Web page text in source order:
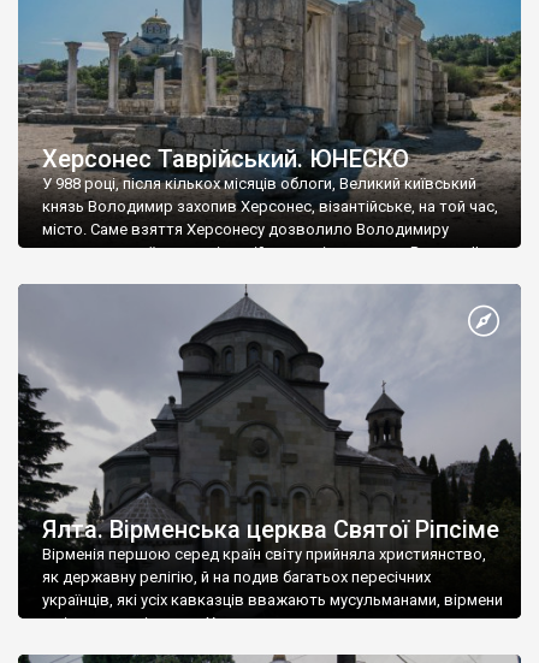
Херсонес Таврійський. ЮНЕСКО
У 988 році, після кількох місяців облоги, Великий київський
князь Володимир захопив Херсонес, візантійське, на той час,
місто. Саме взяття Херсонесу дозволило Володимиру
диктувати свої умови візантійському імператору Василю ІІ, та
Херсонесі Володимир-язичник, став Василем-християнином.
А потім було Хрещення Русі. На честь Херсонесу Таврійського
Ялта. Вірменська церква Святої Ріпсіме
Вірменія першою серед країн світу прийняла християнство,
як державну релігію, й на подив багатьох пересічних
українців, які усіх кавказців вважають мусульманами, вірмени
є відданими вірянами Христа